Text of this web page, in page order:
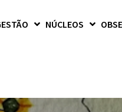
NÚCLEOS